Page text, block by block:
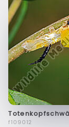
f109012